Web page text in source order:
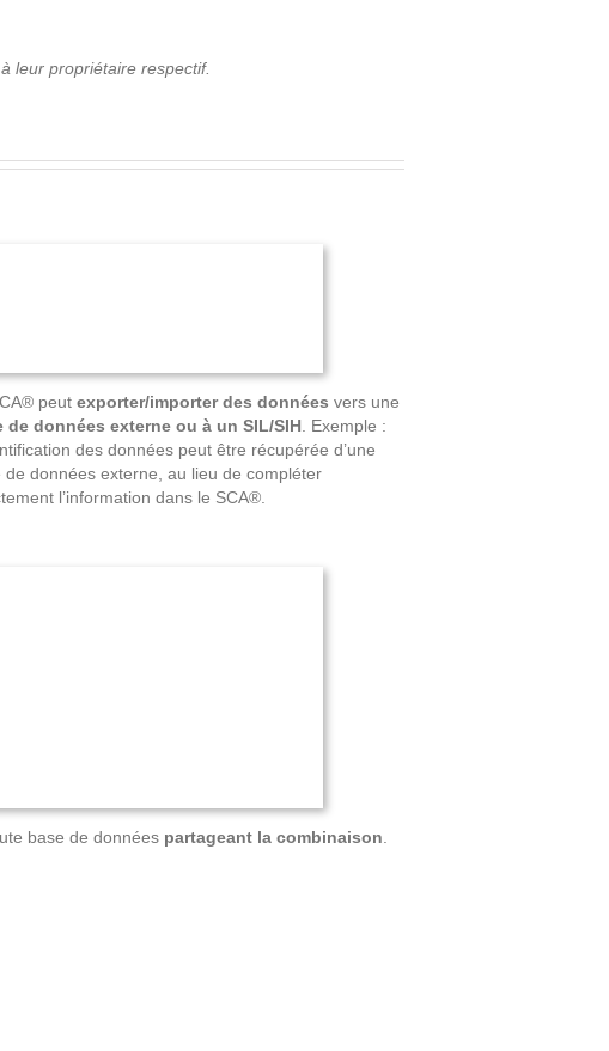
leur propriétaire respectif.
peut exporter/importer des données vers une
de données externe ou à un SIL/SIH. Exemple :
des données peut être récupérée d’une
de données externe, au lieu de compléter
l’information dans le SCA®.
base de données partageant la combinaison